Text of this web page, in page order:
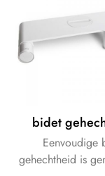
bidet
Eenvoudige
gehechtheid is